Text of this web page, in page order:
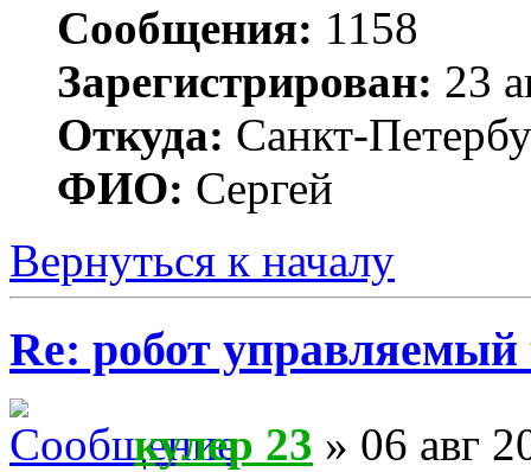
Сообщения: 1158
Зарегистрирован: 23
Откуда: Санкт-
ФИО: Сергей
Вернуться к началу
Re: робот управляемый
кулер 23 » 06 авг